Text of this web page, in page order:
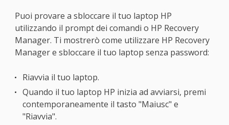
Puoi provare a sbloccare il tuo laptop HP
utilizzando il prompt dei comandi o HP Recovery
Manager. Ti mostrerò come utilizzare HP Recovery
Manager e sbloccare il tuo laptop senza password:
Riavvia il tuo laptop.
Quando il tuo laptop HP inizia ad avviarsi, premi
contemporaneamente il tasto "Maiusc" e
"Riavvia".